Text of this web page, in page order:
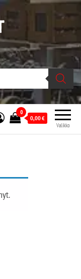
on vaihtoehtomusaan
verkko- sekä
Helsingissä Kallion
sydämessä.
Valikko
0
0,00€